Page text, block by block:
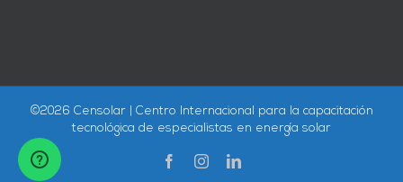
©2026 Censolar | Centro Internacional para la capacitación
tecnológica de especialistas en energía solar
FacebookInstagramLinkedIn